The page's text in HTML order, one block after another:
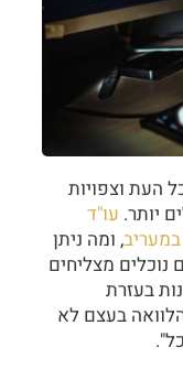
העת וצפויות
עו"ד
, ומה ניתן
מצליחים
בעזרת
בעצם לא